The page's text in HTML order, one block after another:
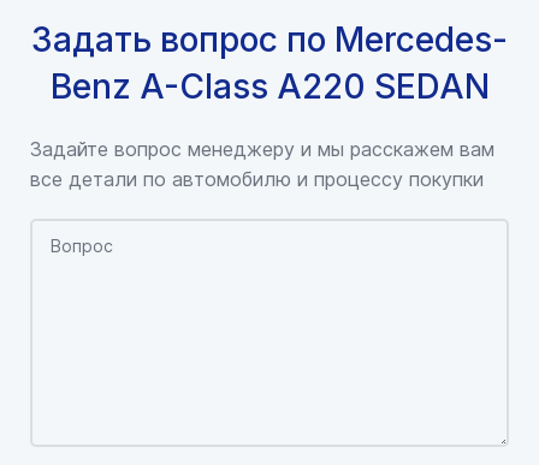
Задать вопрос по Mercedes-
Benz A-Class A220 SEDAN
Задайте вопрос менеджеру и мы расскажем вам
все детали по автомобилю и процессу покупки